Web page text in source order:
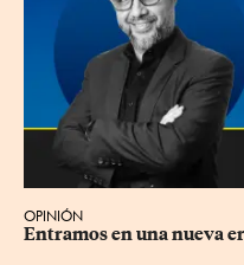
OPINIÓN
Entramos en una nueva